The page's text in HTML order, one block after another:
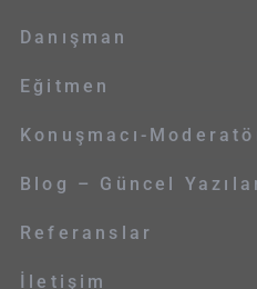
Danışman
Eğitmen
Konuşmacı-
Blog – Güncel
Referanslar
İletişim